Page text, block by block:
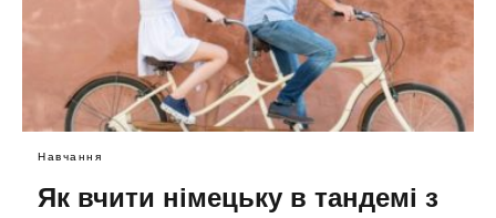
Навчання
Як вчити німецьку в тандемі з